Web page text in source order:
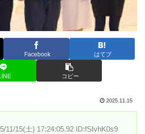
Facebook はてブ
コピー
2025.11.15
11/15(土) 17:24:05.92 ID:fSIvhK0s9